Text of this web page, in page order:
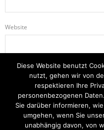
Website
Name, E-Mail-Adresse und
nächsten Kommentar speichern.
Diese Website benutzt
nutzt, gehen wir von
respektieren Ihre
personenbezogenen
Sie darüber informieren,
umgehen, wenn Sie
unabhängig davon, von